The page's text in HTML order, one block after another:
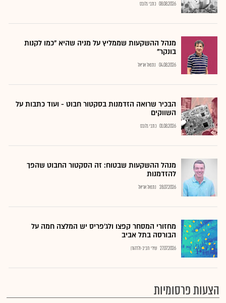
08.08.2026 כתבי גלובס
מנהל ההשקעות שממליץ על מניה שהיא "כמו לקנות
בונקר"
04.08.2026 נתנאל אריאל
הבכיר שרואה הזדמנות בסקטור חבוט - ועוד כתבות על
השווקים
01.08.2026 כתבי גלובס
מנהל ההשקעות שבטוח: זה הסקטור החבוט שהפך
להזדמנות
28.07.2026 נתנאל אריאל
מחזורי המסחר קפצו ולג'פריס יש המלצה חמה על
הבורסה בתל אביב
27.07.2026 שירי חביב-ולדהורן
הצעות פרסומיות